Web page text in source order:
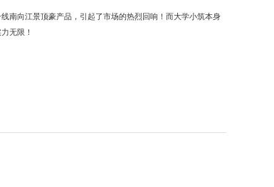
南向江景顶豪产品，引起了市场的热烈回响！而大学小筑本身
无限！